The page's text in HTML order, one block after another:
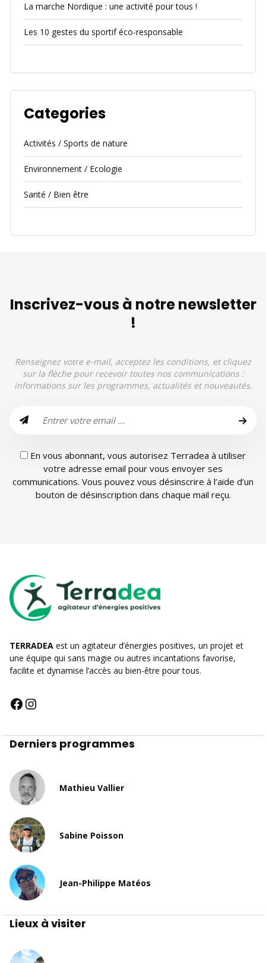
La marche Nordique : une activité pour tous !
Les 10 gestes du sportif éco-responsable
Categories
Activités / Sports de nature
Environnement / Ecologie
Santé / Bien être
Inscrivez-vous à notre newsletter
!
Renseignez votre e-mail, acceptez les conditions, et cliquez
sur la flèche pour recevoir toutes nos communications :
informations sur les programmes, actualités et nouveautés.
En vous abonnant, vous autorisez Terradea à utiliser
votre adresse email pour vous envoyer ses
communications. Vous pouvez vous désinscrire à l’aide d’un
bouton de désinscription dans chaque mail reçu.
TERRADEA est un agitateur d’énergies positives, un projet et
une équipe qui sans magie ou autres incantations favorise,
facilite et dynamise l’accès au bien-être pour tous.
Derniers programmes
Mathieu Vallier
Sabine Poisson
Jean-Philippe Matéos
Lieux à visiter